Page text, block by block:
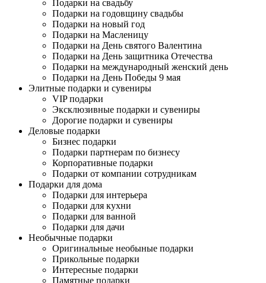
Подарки на свадьбу
Подарки на годовщину свадьбы
Подарки на новый год
Подарки на Масленицу
Подарки на День святого Валентина
Подарки на День защитника Отечества
Подарки на международный женский день
Подарки на День Победы 9 мая
Элитные подарки и сувениры
VIP подарки
Эксклюзивные подарки и сувениры
Дорогие подарки и сувениры
Деловые подарки
Бизнес подарки
Подарки партнерам по бизнесу
Корпоративные подарки
Подарки от компании сотрудникам
Подарки для дома
Подарки для интерьера
Подарки для кухни
Подарки для ванной
Подарки для дачи
Необычные подарки
Оригинальные необыные подарки
Прикольные подарки
Интересные подарки
Памятные подарки